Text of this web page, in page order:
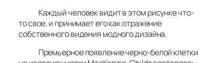
Каждый человек видит в этом рисунке что-
то свое, и принимает его как отражение
собственного видения модного дизайна.
Премьерное появление черно-белой клетки